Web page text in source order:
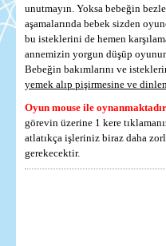
unutmayın. Yoksa bebeğin
aşamalarında bebek sizden
bu isteklerini de hemen
annemizin yorgun düşüp
Bebeğin bakımlarını ve
yemek alıp pişirmesine ve
Oyun mouse ile
görevin üzerine 1 kere
atlatıkça işleriniz biraz daha
gerekecektir.